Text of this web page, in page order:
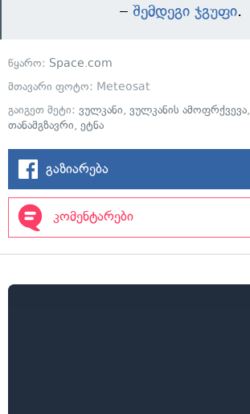
– შემდეგი ჯგუფი.
წყარო: Space.com
მთავარი ფოტო: Meteosat
გაიგეთ მეტი: ვულკანი, ვულკანის ამოფრქვევა,
თანამგზავრი, ეტნა
გაზიარება
კომენტარები